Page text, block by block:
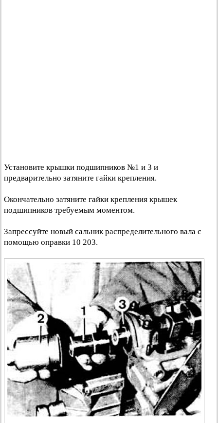
Установите крышки подшипников №1 и 3 и
предварительно затяните гайки крепления.
Окончательно затяните гайки крепления крышек
подшипников требуемым моментом.
Запрессуйте новый сальник распределительного вала с
помощью оправки 10 203.